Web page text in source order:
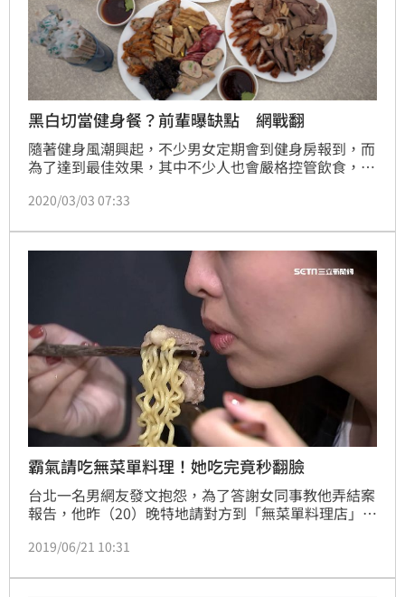
黑白切當健身餐？前輩曝缺點 網戰翻
隨著健身風潮興起，不少男女定期會到健身房報到，而
為了達到最佳效果，其中不少人也會嚴格控管飲食，希
健身餐，必須避免過度油膩的食物，而他突然發現，傳
不僅低油低鹽，還能攝取到豐富蛋白質。（陳頡）
2020/03/03 07:33
霸氣請吃無菜單料理！她吃完竟秒翻臉
台北一名男網友發文抱怨，為了答謝女同事教他弄結案
報告，他昨（20）晚特地請對方到「無菜單料理店」吃
公司翻臉找他的碴，搞到雙方工作氣氛很僵，讓他不禁
人」。
2019/06/21 10:31